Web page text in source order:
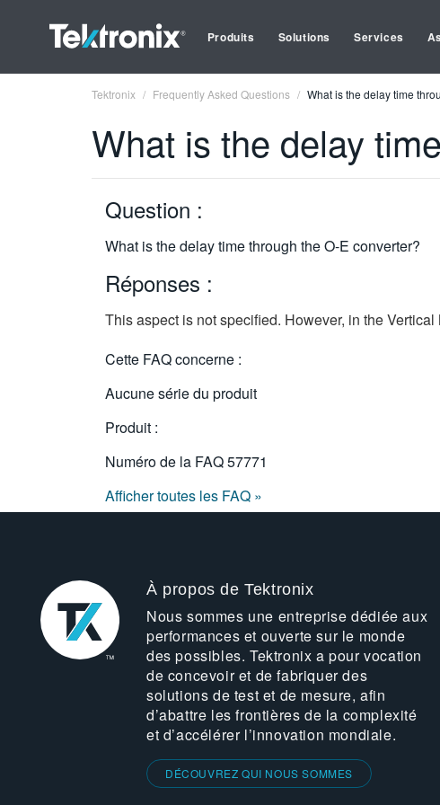
Produits Solutions Services
Tektronix Frequently Asked Questions What is the delay time
What is the delay
Question :
What is the delay time through the O-E converter?
Réponses :
This aspect is not specified. However, in the
Cette FAQ concerne :
Aucune série du produit
Produit :
Numéro de la FAQ57771
Afficher toutes les FAQ »
À propos de Tektronix
Nous sommes une entreprise dédiée aux
performances et ouverte sur le monde
des possibles. Tektronix a pour vocation
de concevoir et de fabriquer des
solutions de test et de mesure, afin
d’abattre les frontières de la complexité
et d’accélérer l’innovation mondiale.
DÉCOUVREZ QUI NOUS SOMMES